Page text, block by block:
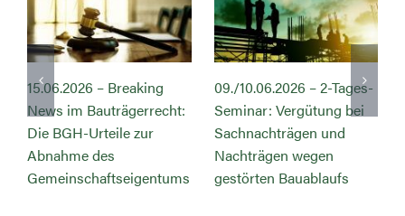
15.06.2026 – Breaking
News im Bauträgerrecht:
Die BGH-Urteile zur
Abnahme des
Gemeinschaftseigentums
09./10.06.2026 – 2-Tages-
Seminar: Vergütung bei
Sachnachträgen und
Nachträgen wegen
gestörten Bauablaufs